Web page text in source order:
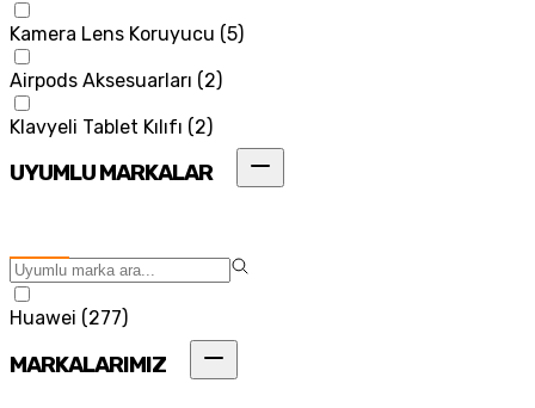
Kamera Lens Koruyucu (5)
Airpods Aksesuarları (2)
Klavyeli Tablet Kılıfı (2)
UYUMLU MARKALAR
Huawei (277)
MARKALARIMIZ